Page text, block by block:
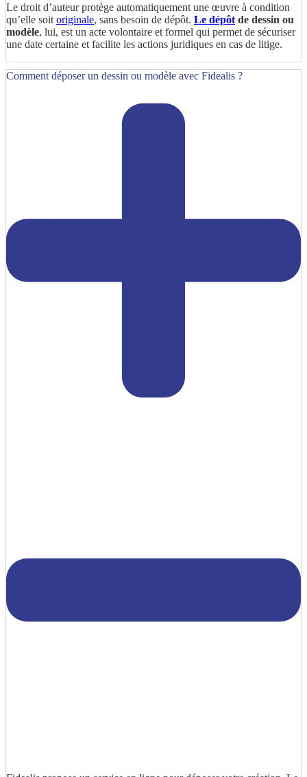
Le droit d’auteur protège automatiquement une œuvre à condition
qu’elle soit originale, sans besoin de dépôt. Le dépôt de dessin ou
modèle, lui, est un acte volontaire et formel qui permet de sécuriser
une date certaine et facilite les actions juridiques en cas de litige.
Comment déposer un dessin ou modèle avec Fidealis ?